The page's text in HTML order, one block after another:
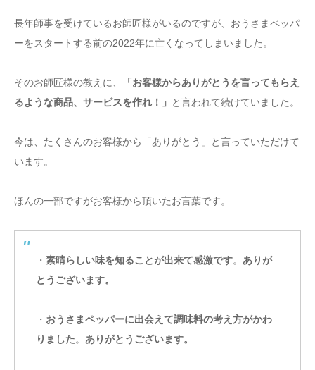
長年師事を受けているお師匠様がいるのですが、おうさまペッパ
ーをスタートする前の2022年に亡くなってしまいました。
そのお師匠様の教えに、
「お客様からありがとうを言ってもらえ
るような商品、サービスを作れ！」 と言われて続けていました。
今は、たくさんのお客様から「ありがとう」と言っていただけて
います。
ほんの一部ですがお客様から頂いたお言葉です。
・ 素晴らしい味を知ることが出来て感激です。 ありが
とうございます。
・ おうさまペッパーに出会えて調味料の考え方がかわ
りました。 ありがとうございます。